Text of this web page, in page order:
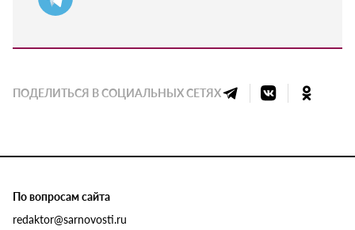
ПОДЕЛИТЬСЯ В СОЦИАЛЬНЫХ СЕТЯХ
По вопросам сайта
redaktor@sarnovosti.ru